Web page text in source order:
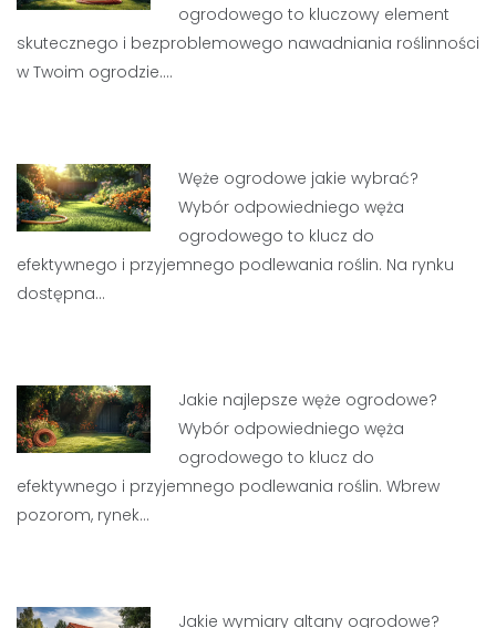
ogrodowego to kluczowy element
skutecznego i bezproblemowego nawadniania roślinności
w Twoim ogrodzie.…
Węże ogrodowe jakie wybrać?
Wybór odpowiedniego węża
ogrodowego to klucz do
efektywnego i przyjemnego podlewania roślin. Na rynku
dostępna…
Jakie najlepsze węże ogrodowe?
Wybór odpowiedniego węża
ogrodowego to klucz do
efektywnego i przyjemnego podlewania roślin. Wbrew
pozorom, rynek…
Jakie wymiary altany ogrodowe?